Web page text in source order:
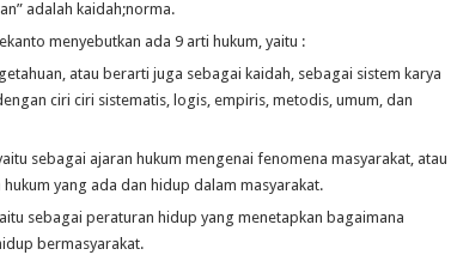
adalah kaidah;norma.
menyebutkan ada 9 arti hukum, yaitu :
atau berarti juga sebagai kaidah, sebagai sistem karya
ciri ciri sistematis, logis, empiris, metodis, umum, dan
sebagai ajaran hukum mengenai fenomena masyarakat, atau
yang ada dan hidup dalam masyarakat.
sebagai peraturan hidup yang menetapkan bagaimana
bermasyarakat.